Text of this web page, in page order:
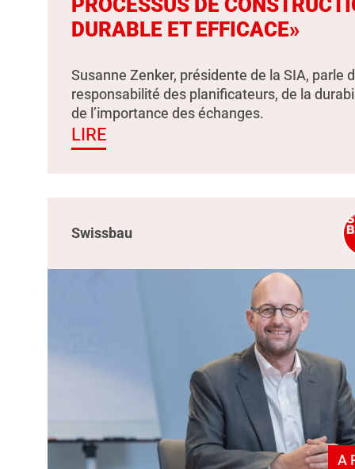
PROCESSUS DE
DURABLE ET EFFICACE»
Susanne Zenker, présidente de la SIA, parle
responsabilité des planificateurs, de la
de l’importance des échanges.
LIRE
Swissbau
A